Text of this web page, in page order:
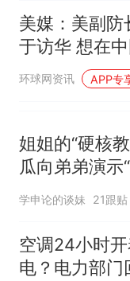
美媒：美副防
于访华 想在
演讲
环球网资讯 APP专
姐姐的“硬核
瓜向弟弟演示
网友：果然言
学申论的谈妹 21跟贴
空调24小时
电？电力部门